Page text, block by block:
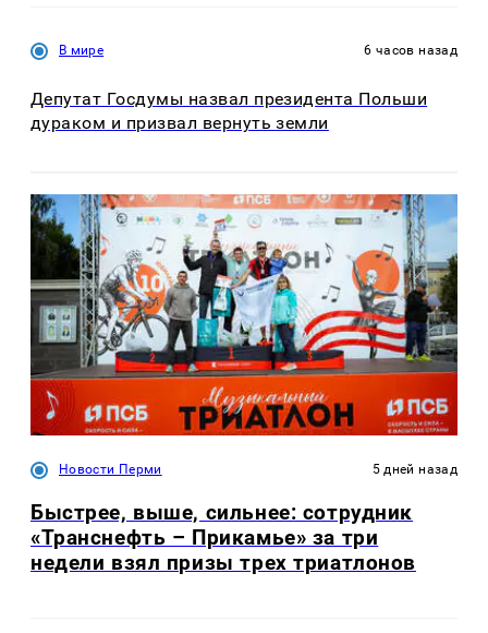
В мире 6 часов назад
Депутат Госдумы назвал президента Польши
дураком и призвал вернуть земли
Новости Перми 5 дней назад
Быстрее, выше, сильнее: сотрудник
«Транснефть – Прикамье» за три
недели взял призы трех триатлонов